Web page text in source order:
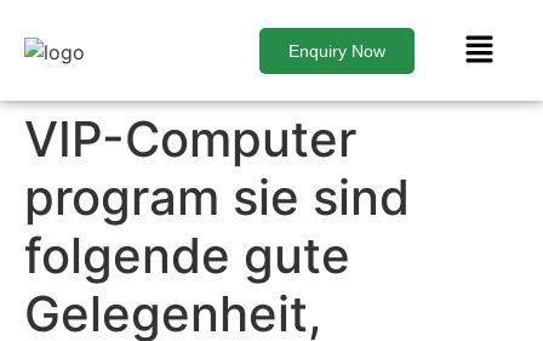
Enquiry Now
VIP-Computer
program sie sind
folgende gute
Gelegenheit,